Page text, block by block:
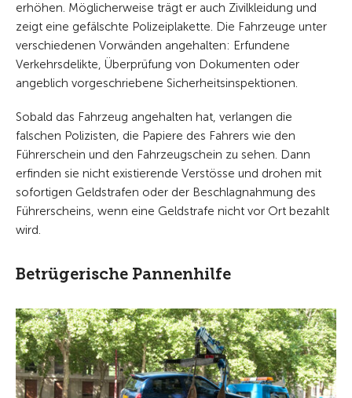
erhöhen. Möglicherweise trägt er auch Zivilkleidung und
zeigt eine gefälschte Polizeiplakette. Die Fahrzeuge unter
verschiedenen Vorwänden angehalten: Erfundene
Verkehrsdelikte, Überprüfung von Dokumenten oder
angeblich vorgeschriebene Sicherheitsinspektionen.
Sobald das Fahrzeug angehalten hat, verlangen die
falschen Polizisten, die Papiere des Fahrers wie den
Führerschein und den Fahrzeugschein zu sehen. Dann
erfinden sie nicht existierende Verstösse und drohen mit
sofortigen Geldstrafen oder der Beschlagnahmung des
Führerscheins, wenn eine Geldstrafe nicht vor Ort bezahlt
wird.
Betrügerische Pannenhilfe